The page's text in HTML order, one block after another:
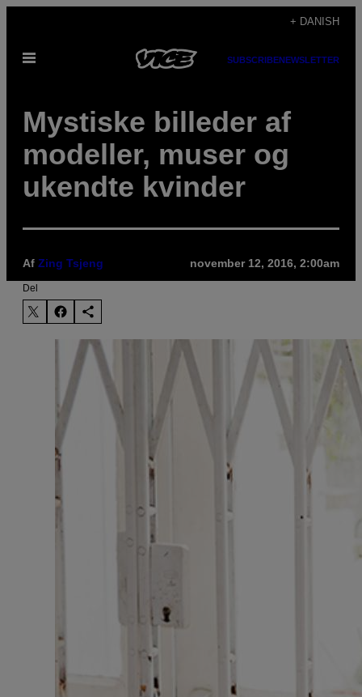
indhold
+ DANISH
Åbn
SUBSCRIBENEWSLETTER
Mystiske billeder af
modeller, muser og
ukendte kvinder
Af Zing Tsjeng november 12, 2016, 2:00am
Del